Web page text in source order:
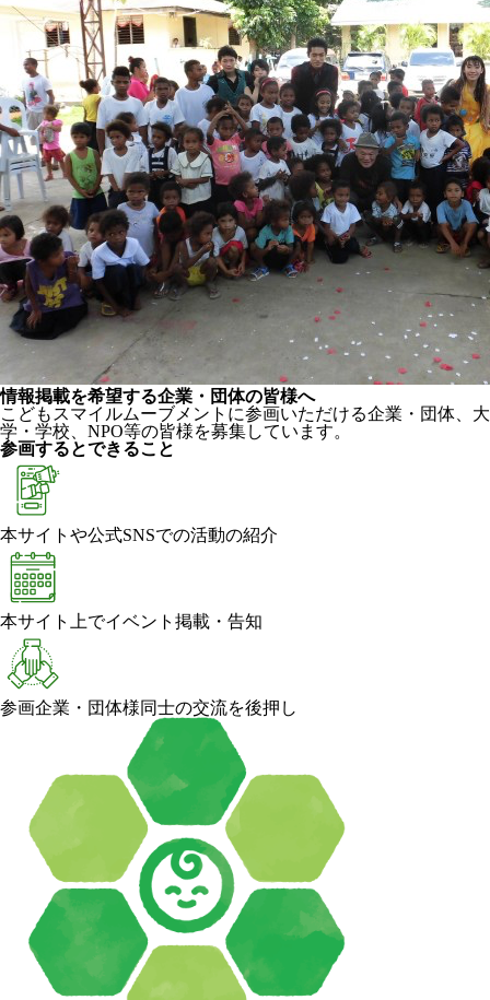
情報掲載を希望する企業・団体の皆様へ
こどもスマイルムーブメントに参画いただける企業・団体、大
学・学校、NPO等の皆様を募集しています。
参画するとできること
本サイトや公式SNSでの活動の紹介
本サイト上でイベント掲載・告知
参画企業・団体様同士の交流を後押し